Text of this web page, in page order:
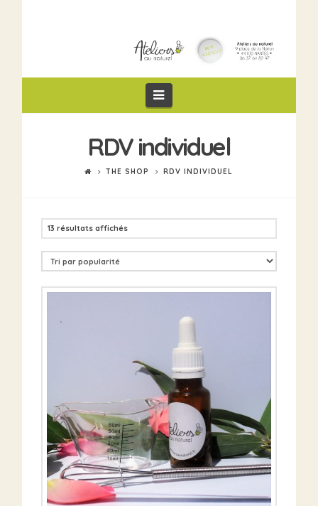
Navigation
RDV individuel
THE SHOP RDV INDIVIDUEL
13 résultats affichés